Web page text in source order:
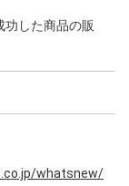
功した商品の販
whatsnew/